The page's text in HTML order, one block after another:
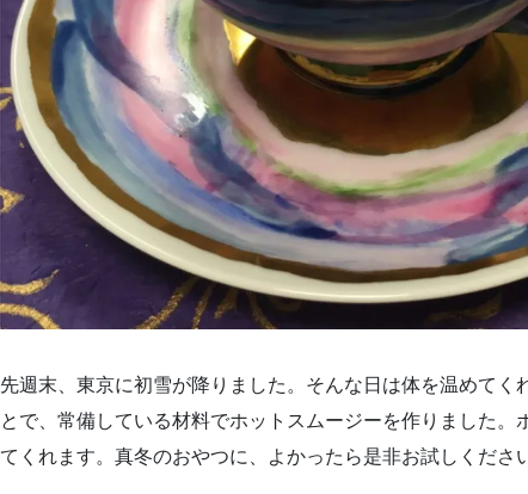
先週末、東京に初雪が降りました。そんな日は体を温めてく
とで、常備している材料でホットスムージーを作りました。
てくれます。真冬のおやつに、よかったら是非お試しくださ